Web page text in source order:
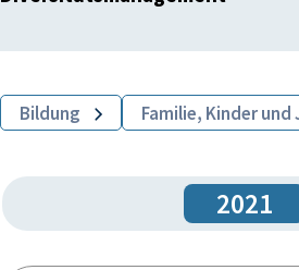
Bildung Familie, Kinder und
2021